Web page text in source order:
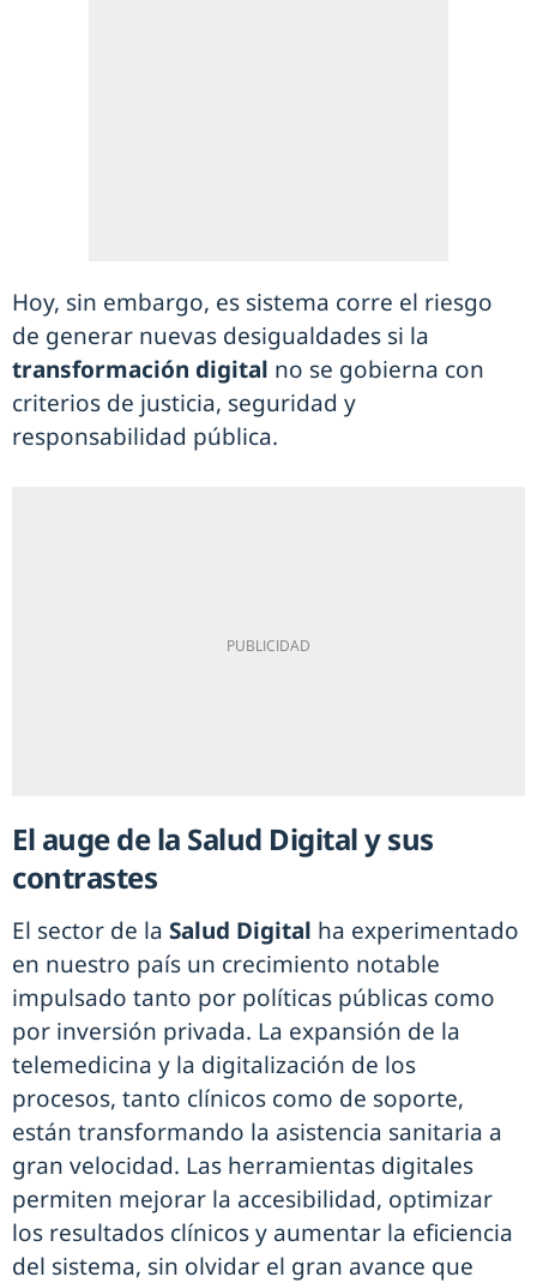
Hoy, sin embargo, es sistema corre el riesgo
de generar nuevas desigualdades si la
transformación digital no se gobierna con
criterios de justicia, seguridad y
responsabilidad pública.
El auge de la Salud Digital y sus
contrastes
El sector de la Salud Digital ha experimentado
en nuestro país un crecimiento notable
impulsado tanto por políticas públicas como
por inversión privada. La expansión de la
telemedicina y la digitalización de los
procesos, tanto clínicos como de soporte,
están transformando la asistencia sanitaria a
gran velocidad. Las herramientas digitales
permiten mejorar la accesibilidad, optimizar
los resultados clínicos y aumentar la eficiencia
del sistema, sin olvidar el gran avance que